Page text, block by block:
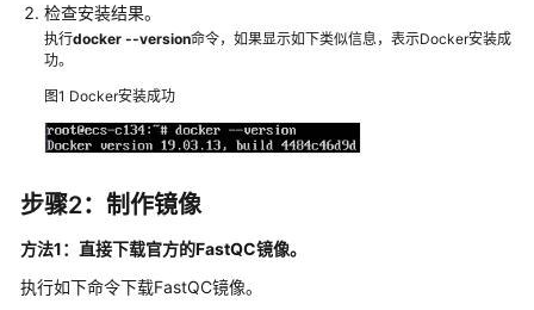
问
题
镜
像
类
Notebook
类
流
检查安装结果。
执行docker --version命令，如果显示如下类似信息，表示Docker安装成
功。
图1 Docker安装成功
步骤2：制作镜像
方法1：直接下载官方的FastQC镜像。
执行如下命令下载FastQC镜像。